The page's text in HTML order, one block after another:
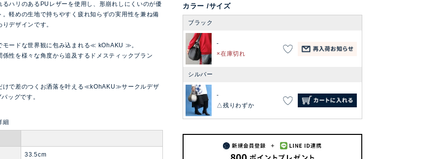
カラー サイズ
ブラック
-
在庫切れ
シルバー
-
残りわずか
るハリのあるPUレザーを使用し、形崩れしにくいのが優
。軽めの生地で持ちやすく疲れ知らずの実用性を兼ね備
デザインです。
モードな世界観に包み込まれる≪ kOhAKU ≫。
係性を様々な角度から追及するドメスティックブラン
けで差のつくお洒落を叶える≪kOhAKU≫サークルデザ
ッグです。
33.5cm